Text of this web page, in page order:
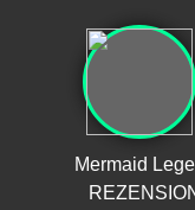
Mermaid